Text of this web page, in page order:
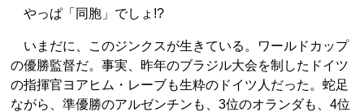
やっぱ「同胞」でしょ!?
いまだに、このジンクスが生きている。ワールドカップ
の優勝監督だ。事実、昨年のブラジル大会を制したドイツ
の指揮官ヨアヒム・レーブも生粋のドイツ人だった。蛇足
ながら、準優勝のアルゼンチンも、3位のオランダも、4位